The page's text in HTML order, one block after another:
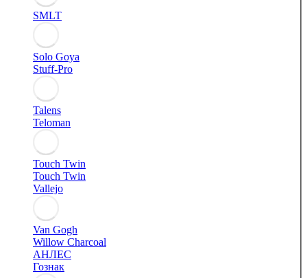
SMLT
Solo Goya
Stuff-Pro
Talens
Teloman
Touch Twin
Touch Twin
Vallejo
Van Gogh
Willow Charcoal
АНЛЕС
Гознак